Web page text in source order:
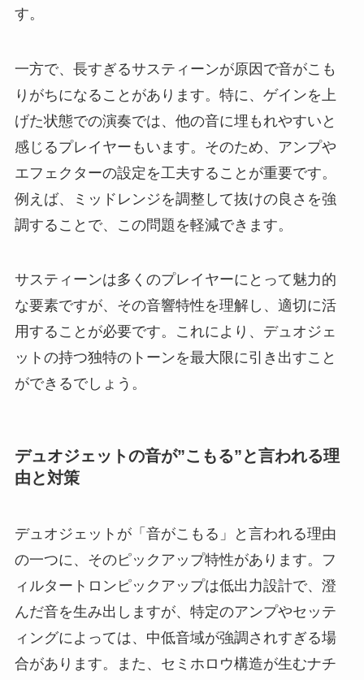
す。
一方で、長すぎるサスティーンが原因で音がこも
りがちになることがあります。特に、ゲインを上
げた状態での演奏では、他の音に埋もれやすいと
感じるプレイヤーもいます。そのため、アンプや
エフェクターの設定を工夫することが重要です。
例えば、ミッドレンジを調整して抜けの良さを強
調することで、この問題を軽減できます。
サスティーンは多くのプレイヤーにとって魅力的
な要素ですが、その音響特性を理解し、適切に活
用することが必要です。これにより、デュオジェ
ットの持つ独特のトーンを最大限に引き出すこと
ができるでしょう。
デュオジェットの音が”こもる”と言われる理
由と対策
デュオジェットが「音がこもる」と言われる理由
の一つに、そのピックアップ特性があります。フ
ィルタートロンピックアップは低出力設計で、澄
んだ音を生み出しますが、特定のアンプやセッテ
ィングによっては、中低音域が強調されすぎる場
合があります。また、セミホロウ構造が生むナチ